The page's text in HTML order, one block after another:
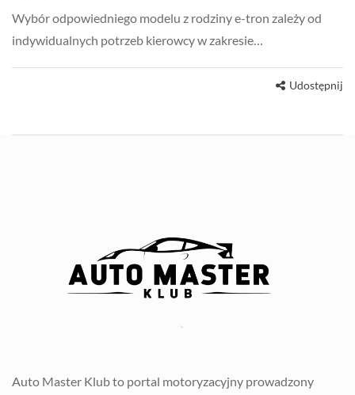
Wybór odpowiedniego modelu z rodziny e-tron zależy od
indywidualnych potrzeb kierowcy w zakresie…
Udostępnij
Auto Master Klub to portal motoryzacyjny prowadzony